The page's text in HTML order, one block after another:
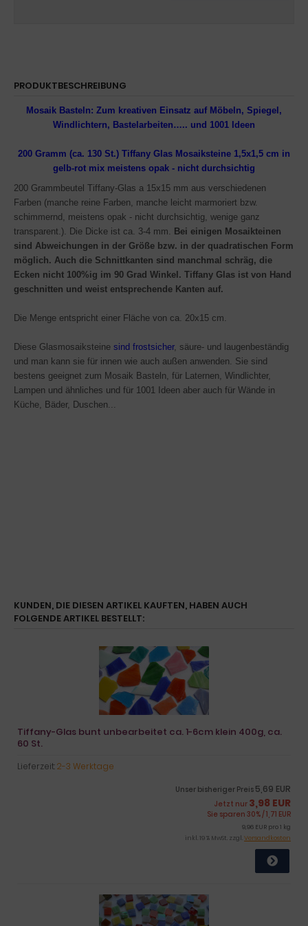
PRODUKTBESCHREIBUNG
Mosaik Basteln: Zum kreativen Einsatz auf Möbeln, Spiegel,
Windlichtern, Bastelarbeiten….. und 1001 Ideen
200 Gramm (ca. 130 St.) Tiffany Glas Mosaiksteine 1,5x1,5 cm in
gelb-rot mix meistens opak - nicht durchsichtig
200 Grammbeutel Tiffany-Glas a 15x15 mm aus verschiedenen
Farben (manche reine Farben, manche leicht marmoriert bzw.
schimmernd, meistens opak - nicht durchsichtig, wenige ganz
transparent.). Die Dicke ist ca. 3-4 mm. Bei einigen Mosaikteinen
sind Abweichungen in der Größe bzw. in der quadratischen Form
möglich. Auch die Schnittkanten sind manchmal schräg, die
Ecken nicht 100%ig im 90 Grad Winkel. Tiffany Glas ist von Hand
geschnitten und weist entsprechende Kanten auf.
Die Menge entspricht einer Fläche von ca. 20x15 cm.
Diese Glasmosaiksteine sind frostsicher, säure- und laugenbeständig
und man kann sie für innen wie auch außen anwenden. Sie sind
bestens geeignet zum Mosaik Basteln, für Laternen, Windlichter,
Lampen und ähnliches und für 1001 Ideen aber auch für Wände in
Küche, Bäder, Duschen...
KUNDEN, DIE DIESEN ARTIKEL KAUFTEN, HABEN AUCH
FOLGENDE ARTIKEL BESTELLT:
Tiffany-Glas bunt unbearbeitet ca. 1-6cm klein 400g, ca.
60 St.
Lieferzeit:2-3 Werktage
Unser bisheriger Preis 5,69 EUR
Jetzt nur 3,98 EUR
Sie sparen 30% / 1,71 EUR
9,96 EUR pro 1 kg
inkl. 19 % MwSt. zzgl.Versandkosten